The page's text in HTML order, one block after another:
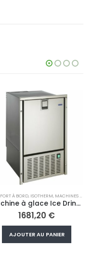
GLACE
Machine à glace Ice Drink Clear 230V – 50Hz inox
CONFORT À BORD,ISOTHERM
À partir de
CHOISIR UN